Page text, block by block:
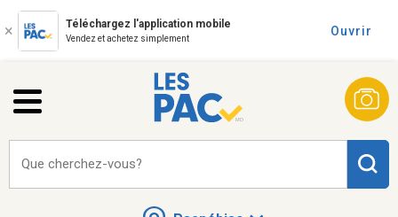
Téléchargez l'application mobile
Vendez et achetez simplement
Ouvrir
Que cherchez-vous?